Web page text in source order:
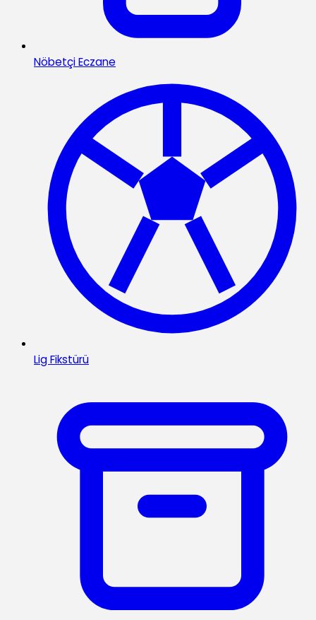
Nöbetçi Eczane
Lig Fikstürü